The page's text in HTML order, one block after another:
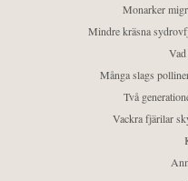
Monarker
Mindre kräsna
Många slags
Två
Vackra fjärilar